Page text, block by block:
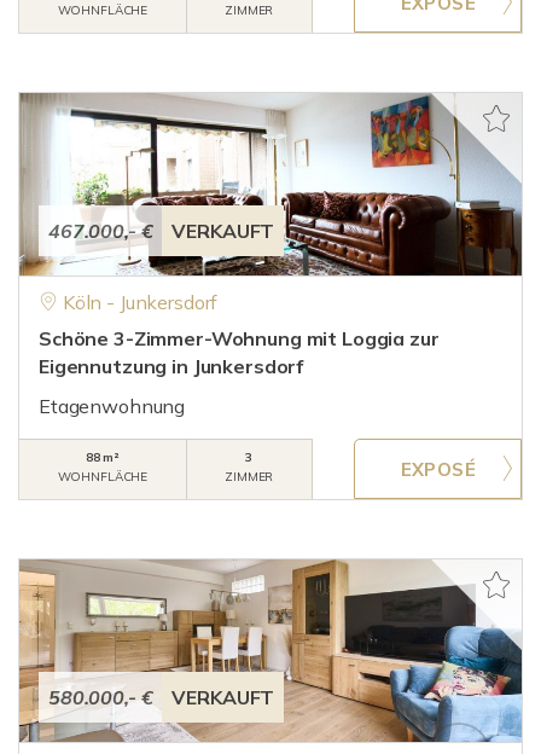
WOHNFLÄCHE
ZIMMER
467.000,- € VERKAUFT
Köln - Junkersdorf
Schöne 3-Zimmer-Wohnung mit Loggia zur
Eigennutzung in Junkersdorf
Etagenwohnung
88 m²
WOHNFLÄCHE
3
ZIMMER
580.000,- € VERKAUFT